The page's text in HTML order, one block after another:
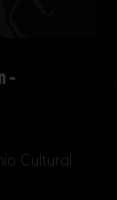
-
Cultural